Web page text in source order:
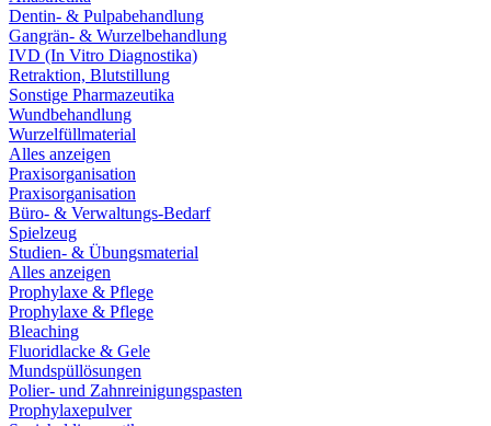
Dentin- & Pulpabehandlung
Gangrän- & Wurzelbehandlung
IVD (In Vitro Diagnostika)
Retraktion, Blutstillung
Sonstige Pharmazeutika
Wundbehandlung
Wurzelfüllmaterial
Alles anzeigen
Praxisorganisation
Praxisorganisation
Büro- & Verwaltungs-Bedarf
Spielzeug
Studien- & Übungsmaterial
Alles anzeigen
Prophylaxe & Pflege
Prophylaxe & Pflege
Bleaching
Fluoridlacke & Gele
Mundspüllösungen
Polier- und Zahnreinigungspasten
Prophylaxepulver